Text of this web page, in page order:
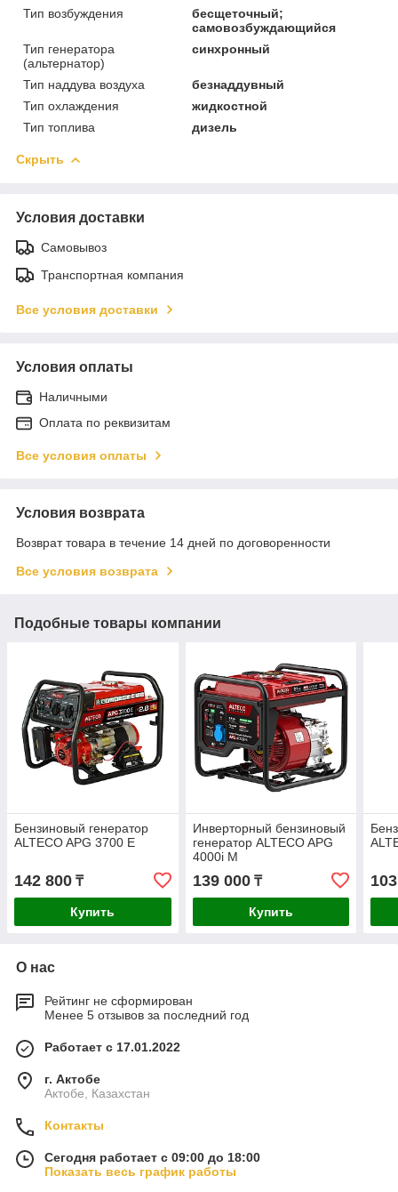
Тип возбуждения
бесщеточный;
самовозбуждающийся
Тип генератора
(альтернатор)
синхронный
Тип наддува воздуха
безнаддувный
Тип охлаждения
жидкостной
Тип топлива
дизель
Скрыть
Условия доставки
Самовывоз
Транспортная компания
Все условия доставки
Условия оплаты
Наличными
Оплата по реквизитам
Все условия оплаты
Условия возврата
Возврат товара в течение 14 дней по договоренности
Все условия возврата
Подобные товары компании
Бензиновый генератор
ALTECO APG 3700 E
142 800 ₸
Купить
Инверторный бензиновый
генератор ALTECO APG
4000i M
139 000₸
Купить
О нас
Рейтинг не сформирован
Менее 5 отзывов за последний год
Работает с 17.01.2022
г. Актобе
Актобе, Казахстан
Контакты
Сегодня работает с 09:00 до 18:00
Показать весь график работы